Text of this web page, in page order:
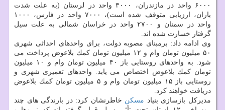
۶۰۰۰ واحد در مازندران، ۳۰۰۰ واحد در لرستان (به علت شدت
باران، ارزیابی متوقف شده است)، ۷۰۰۰ واحد در فارس، ۱۰۰۰
واحد در سمنان و ۲۷۰۰ واحد در خراسان شمالی به علت سیل
گرفتار خسارت شده اند.
وی ادامه داد: برمبنای مصوبه دولت، برای واحدهای احداثی شهری
۵۰ میلیون تومان وام و ۱۲ میلیون تومان كمك بلاعوض پرداخت می
شود. به واحدهای روستایی باز ۴۰ میلیون تومان وام و ۱۰ میلیون
تومان كمك بلاعوض اختصاص می یابد. واحدهای تعمیری شهری و
روستایی باز ۱۵ میلیون تومان وام و ۵ میلیون تومان كمك بلاعوض
دریافت خواهند كرد.
مدیركل بازسازی بنیاد مسكن خاطرنشان كرد: در بارندگی های چند